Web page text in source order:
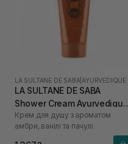
LA SULTANE DE SABA AYURVEDIQUE
LA SULTANE DE SABA
Shower Cream Ayurvedique
200 мл
Крем для душу з ароматом
амбри, ванілі та пачулі